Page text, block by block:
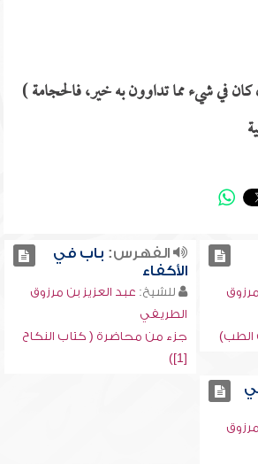
في شيء مما تداوون به خير، فالحجامة )
الطب)
الفهرس: باب في
الأكفاء
للشيخ: عبد العزيز بن مرزوق
الطريفي
جزء من محاضرة ( كتاب النكاح
[1])